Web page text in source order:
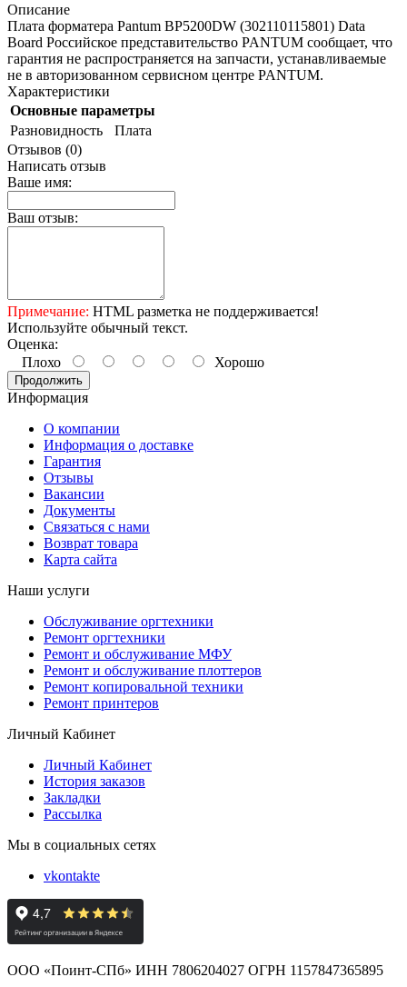
Описание
Плата форматера Pantum BP5200DW (302110115801) Data
Board Российское представительство PANTUM сообщает, что
гарантия не распространяется на запчасти, устанавливаемые
не в авторизованном сервисном центре PANTUM.
Характеристики
Основные параметры
Разновидность
Плата
Отзывов (0)
Написать отзыв
Ваше имя:
Ваш отзыв:
Примечание: HTML разметка не поддерживается!
Используйте обычный текст.
Оценка:
Плохо
Хорошо
Продолжить
Информация
О компании
Информация о доставке
Гарантия
Отзывы
Вакансии
Документы
Связаться с нами
Возврат товара
Карта сайта
Наши услуги
Обслуживание оргтехники
Ремонт оргтехники
Ремонт и обслуживание МФУ
Ремонт и обслуживание плоттеров
Ремонт копировальной техники
Ремонт принтеров
Личный Кабинет
Личный Кабинет
История заказов
Закладки
Рассылка
Мы в социальных сетях
vkontakte
ООО «Поинт-СПб» ИНН 7806204027 ОГРН 1157847365895